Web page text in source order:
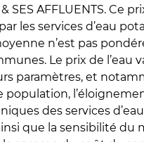
SES AFFLUENTS. Ce
les services d’eau
n’est pas
Le prix de l’eau
paramètres, et
population,
des services
que la sensibilité du